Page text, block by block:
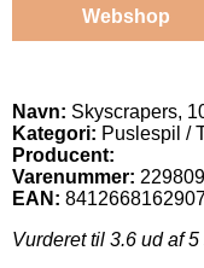
Webshop
Navn: Skyscrapers,
Kategori: Puslespil /
Producent:
Varenummer: 229809
EAN:
Vurderet til 3.6 ud af 5